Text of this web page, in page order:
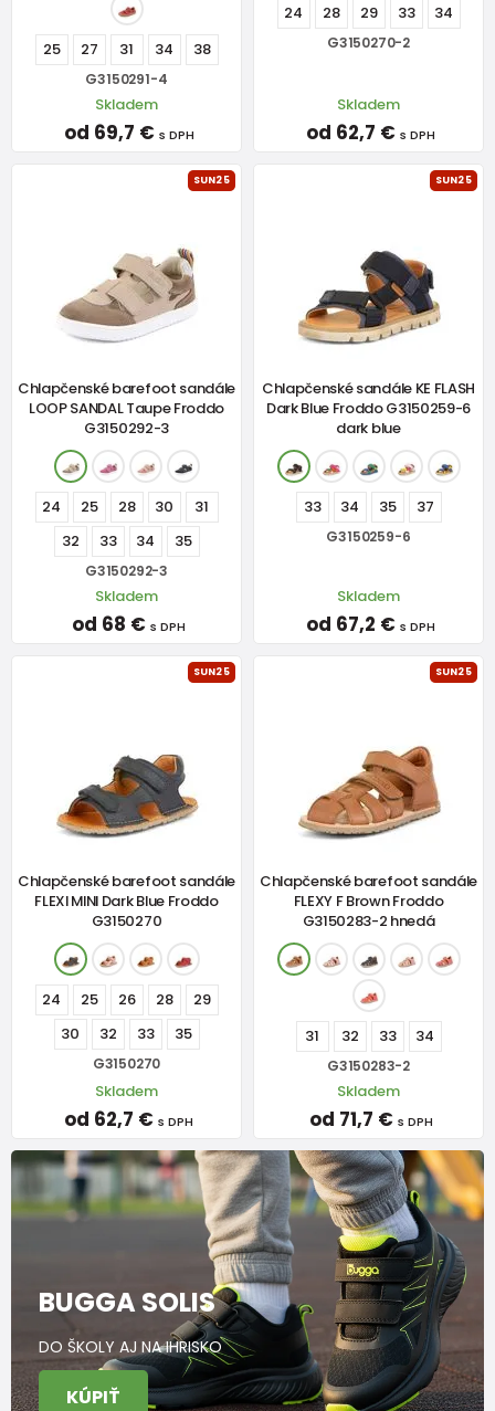
25 27 31 34 38
G3150291-4
Skladem
od 69,7 € s DPH
24 28 29 33 34
G3150270-2
Skladem
od 62,7 € s DPH
SUN25
Chlapčenské barefoot sandále
LOOP SANDAL Taupe Froddo
G3150292-3
24 25 28 30
31
32
33 34 35
G3150292-3
Skladem
od 68 € s DPH
SUN25
Chlapčenské sandále KE FLASH
Dark Blue Froddo G3150259-6
dark blue
33 34 35 37
G3150259-6
Skladem
od 67,2 € s DPH
SUN25
Chlapčenské barefoot sandále
FLEXI MINI Dark Blue Froddo
G3150270
24 25 26 28
29
30
32 33 35
G3150270
Skladem
od 62,7 € s DPH
SUN25
Chlapčenské barefoot sandále
FLEXY F Brown Froddo
G3150283-2 hnedá
31 32 33 34
G3150283-2
Skladem
od 71,7 € s DPH
BUGGA SOLIS
DO ŠKOLY AJ NA IHRISKO
KÚPIŤ